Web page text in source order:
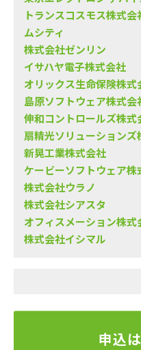
トランスコスモス株式
ムシティ
株式会社ゼンリン
イサハヤ電子株式会社
オリックス生命保険株式
島原ソフトウェア株式会
伸和コントロールズ株式
扇精光ソリューションズ
新晃工業株式会社
ケービーソフトウェア株
株式会社ウラノ
株式会社シアスタ
オフィスメーション株式
株式会社イシマル
申込